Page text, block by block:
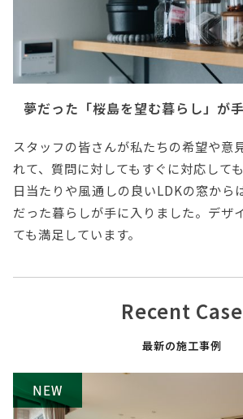
夢だった「桜島を望む暮らし」が
スタッフの皆さんが私たちの希望や意
れて、質問に対してもすぐに対応して
日当たりや風通しの良いLDKの窓から
だった暮らしが手に入りました。デザ
ても満足しています。
Recent Case
最新の施工事例